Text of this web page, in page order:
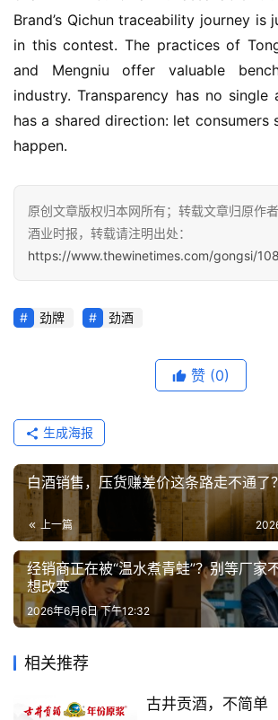
Brand’s Qichun traceability journey is
in this contest. The practices of
and Mengniu offer valuable
industry. Transparency has no
has a shared direction: let consumers
happen.
原创文章版权归本网所有；转载文章归原作者
酒业时报，转载请注明出处：
https://www.thewinetimes.com/gongsi/
劲牌 劲酒
赞 (0)
生成海报
白酒销售，压货赚差价这条路走不通了？
上一篇
经销商正在被“温水煮青蛙”？别等厂家
想改变
2026年6月6日 下午12:32
相关推荐
古井贡酒，不简单